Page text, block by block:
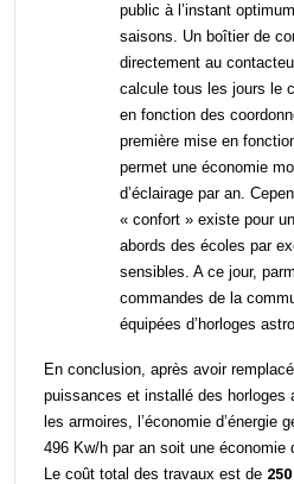
public à l’instant
saisons. Un boîtier de
directement au
calcule tous les jours le
en fonction des
première mise en
permet une économie
d’éclairage par an.
« confort » existe pour
abords des écoles par
sensibles. A ce jour, p
commandes de la
équipées d’horloges
En conclusion, après avoir
puissances et installé des horloges
les armoires, l’économie d’énergie
496 Kw/h par an soit une économie
Le coût total des travaux est de